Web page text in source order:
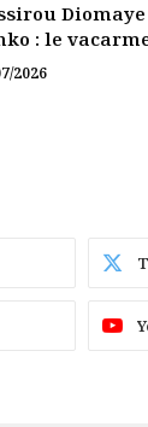
: le
pas faire
2026